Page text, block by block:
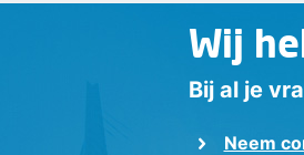
Wij
Bij al je
Neem